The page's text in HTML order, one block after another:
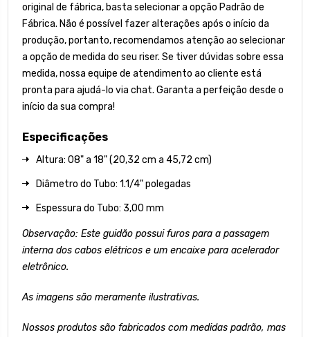
original de fábrica, basta selecionar a opção Padrão de
Fábrica. Não é possível fazer alterações após o início da
produção, portanto, recomendamos atenção ao selecionar
a opção de medida do seu riser. Se tiver dúvidas sobre essa
medida, nossa equipe de atendimento ao cliente está
pronta para ajudá-lo via chat. Garanta a perfeição desde o
início da sua compra!
Especificações
Altura: 08" a 18" (20,32 cm a 45,72 cm)
Diâmetro do Tubo: 1.1/4" polegadas
Espessura do Tubo: 3,00 mm
Observação: Este guidão possui furos para a passagem
interna dos cabos elétricos e um encaixe para acelerador
eletrônico.
As imagens são meramente ilustrativas.
Nossos produtos são fabricados com medidas padrão, mas